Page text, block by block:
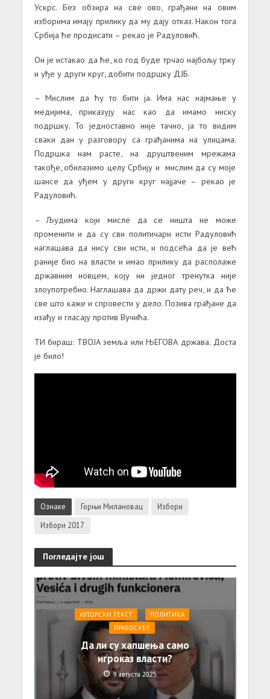
Ускрс. Без обзира на све ово, грађани на овим
изборима имају прилику да му дају отказ. Након тога
Србија ће продисати – рекао је Радуловић.
Он је истакао да ће, ко год буде трчао најбољу трку
и уђе у други круг, добити подршку ДЈБ.
– Мислим да ћу то бити ја. Има нас најмање у
медијима, приказују нас као да имамо ниску
подршку. То једноставно није тачно, ја то видим
сваки дан у разговору са грађанима на улицама.
Подршка нам расте, на друштвеним мрежама
такође, обилазимо целу Србију и мислим да су моје
шансе да уђем у други круг најјаче – рекао је
Радуловић.
– Људима који мисле да се ништа не може
променити и да су сви политичари исти Радуловић
наглашава да нису сви исти, и подсећа да је већ
раније био на власти и имао прилику да располаже
државним новцем, коју ни једног тренутка није
злоупотребио. Наглашава да држи дату реч, и да ће
све што каже и спровести у дело. Позива грађане да
изађу и гласају против Вучића.
ТИ бираш: ТВОЈА земља или ЊЕГОВА држава. Доста
је било!
Ознаке Горњи Милановац
Избори
Избори 2017
Погледајте још
АУТОРСКИ ТЕКСТ
ПОЛИТИКА
ПРАВОСУЂЕ
Да ли су хапшења само
игроказ власти?
9. августа 2025.